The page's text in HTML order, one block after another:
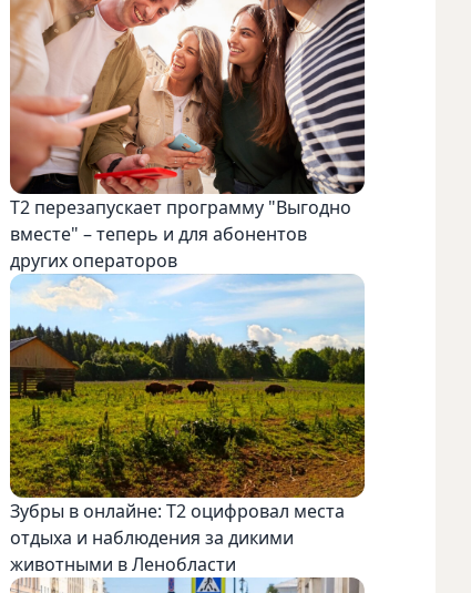
Т2 перезапускает программу "Выгодно
вместе" – теперь и для абонентов
других операторов
Зубры в онлайне: Т2 оцифровал места
отдыха и наблюдения за дикими
животными в Ленобласти